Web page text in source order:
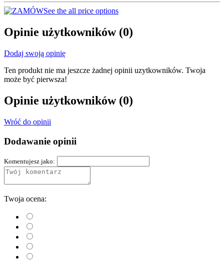
See the all price options
Opinie użytkowników (0)
Dodaj swoją opinię
Ten produkt nie ma jeszcze żadnej opinii uzytkowników. Twoja
może być pierwsza!
Opinie użytkowników (0)
Wróć do opinii
Dodawanie opinii
Komentujesz jako:
Twoja ocena: